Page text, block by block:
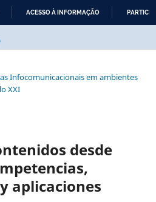
ACESSO À INFORMAÇÃO
Infocomunicacionais em ambientes
XXI
desde
aplicaciones